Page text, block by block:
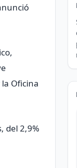
Oficina
del 2,9%